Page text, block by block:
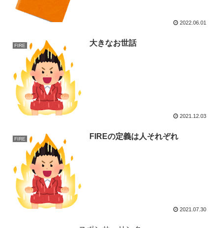
2022.06.01
FIRE 大きなお世話
2021.12.03
FIRE FIREの定義は人それぞれ
2021.07.30